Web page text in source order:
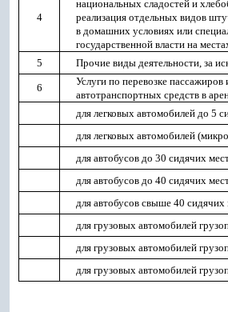
4
национальных сладостей и
реализация отдельных видов
в домашних условиях или
государственной власти на
5
Прочие виды деятельности, за
6
Услуги по перевозке
автотранспортных средств в
для легковых автомобилей до 5
для легковых автомобилей
для автобусов до 30 сидячих
для автобусов до 40 сидячих
для автобусов свыше 40 сидячих
для грузовых автомобилей
для грузовых автомобилей
для грузовых автомобилей